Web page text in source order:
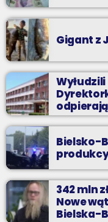
Gigant z
Bielsko-
342 mln
Nowe
Bielska-